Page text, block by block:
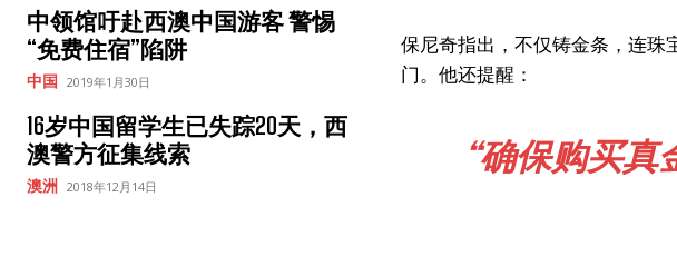
中领馆吁赴西澳中国游客 警惕
“免费住宿”陷阱
中国 2019年1月30日
16岁中国留学生已失踪20天，西
澳警方征集线索
澳洲 2018年12月14日
保尼奇指出，不仅铸金条，连珠
门。他还提醒：
“确保购买